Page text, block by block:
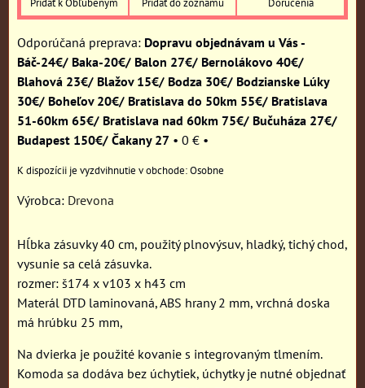
Dopravu objednávam u Vás -
Báč-24€/ Baka-20€/ Balon 27€/ Bernolákovo 40€/
Blahová 23€/ Blažov 15€/ Bodza 30€/ Bodzianske Lúky
30€/ Boheľov 20€/ Bratislava do 50km 55€/ Bratislava
51-60km 65€/ Bratislava nad 60km 75€/ Bučuháza 27€/
Budapest 150€/ Čakany 27 • 0 € •
Osobne
Výrobca: Drevona
Hĺbka zásuvky 40 cm, použitý plnovýsuv, hladký, tichý chod,
vysunie sa celá zásuvka.
rozmer: š174 x v103 x h43 cm
Materál DTD laminovaná, ABS hrany 2 mm, vrchná doska
má hrúbku 25 mm,
Na dvierka je použité kovanie s integrovaným tlmením.
Komoda sa dodáva bez úchytiek, úchytky je nutné objednať